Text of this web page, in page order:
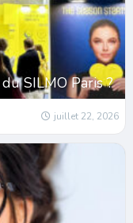
SILMO Paris ?
juillet 22, 2026